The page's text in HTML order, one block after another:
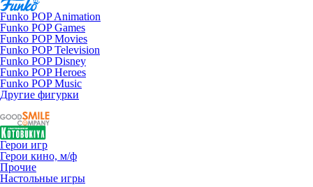
Funko POP Animation
Funko POP Games
Funko POP Movies
Funko POP Television
Funko POP Disney
Funko POP Heroes
Funko POP Music
Другие фигурки
Герои игр
Герои кино, м/ф
Прочие
Настольные игры